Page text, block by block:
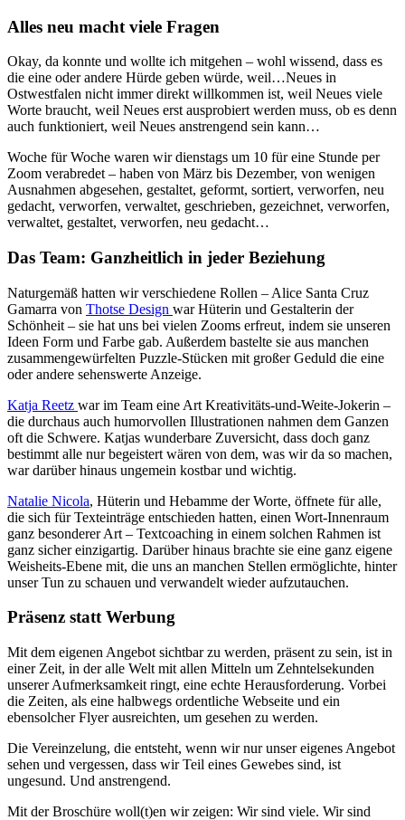
Alles neu macht viele Fragen
Okay, da konnte und wollte ich mitgehen – wohl wissend, dass es
die eine oder andere Hürde geben würde, weil…Neues in
Ostwestfalen nicht immer direkt willkommen ist, weil Neues viele
Worte braucht, weil Neues erst ausprobiert werden muss, ob es denn
auch funktioniert, weil Neues anstrengend sein kann…
Woche für Woche waren wir dienstags um 10 für eine Stunde per
Zoom verabredet – haben von März bis Dezember, von wenigen
Ausnahmen abgesehen, gestaltet, geformt, sortiert, verworfen, neu
gedacht, verworfen, verwaltet, geschrieben, gezeichnet, verworfen,
verwaltet, gestaltet, verworfen, neu gedacht…
Das Team: Ganzheitlich in jeder Beziehung
Naturgemäß hatten wir verschiedene Rollen – Alice Santa Cruz
Gamarra von Thotse Design war Hüterin und Gestalterin der
Schönheit – sie hat uns bei vielen Zooms erfreut, indem sie unseren
Ideen Form und Farbe gab. Außerdem bastelte sie aus manchen
zusammengewürfelten Puzzle-Stücken mit großer Geduld die eine
oder andere sehenswerte Anzeige.
Katja Reetz war im Team eine Art Kreativitäts-und-Weite-Jokerin –
die durchaus auch humorvollen Illustrationen nahmen dem Ganzen
oft die Schwere. Katjas wunderbare Zuversicht, dass doch ganz
bestimmt alle nur begeistert wären von dem, was wir da so machen,
war darüber hinaus ungemein kostbar und wichtig.
Natalie Nicola, Hüterin und Hebamme der Worte, öffnete für alle,
die sich für Texteinträge entschieden hatten, einen Wort-Innenraum
ganz besonderer Art – Textcoaching in einem solchen Rahmen ist
ganz sicher einzigartig. Darüber hinaus brachte sie eine ganz eigene
Weisheits-Ebene mit, die uns an manchen Stellen ermöglichte, hinter
unser Tun zu schauen und verwandelt wieder aufzutauchen.
Präsenz statt Werbung
Mit dem eigenen Angebot sichtbar zu werden, präsent zu sein, ist in
einer Zeit, in der alle Welt mit allen Mitteln um Zehntelsekunden
unserer Aufmerksamkeit ringt, eine echte Herausforderung. Vorbei
die Zeiten, als eine halbwegs ordentliche Webseite und ein
ebensolcher Flyer ausreichten, um gesehen zu werden.
Die Vereinzelung, die entsteht, wenn wir nur unser eigenes Angebot
sehen und vergessen, dass wir Teil eines Gewebes sind, ist
ungesund. Und anstrengend.
Mit der Broschüre woll(t)en wir zeigen: Wir sind viele. Wir sind